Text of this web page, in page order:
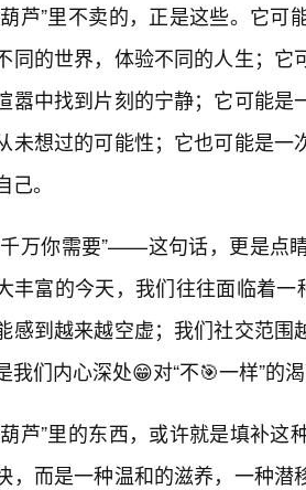
芦”里不卖的，正是这些。它
同的世界，体验不同的人生；
嚣中找到片刻的宁静；它可能
未想过的可能性；它也可能是
己。
万你需要”——这句话，更是点
丰富的今天，我们往往面临着
感到越来越空虚；我们社交范
我们内心深处😁对“不🎯一样”的
芦”里的东西，或许就是填补
，而是一种温和的滋养，一种